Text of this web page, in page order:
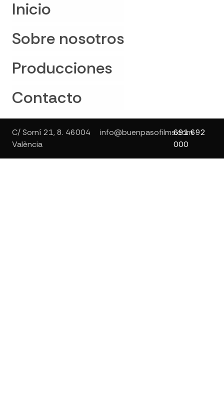
Inicio
Sobre nosotros
Producciones
Contacto
C/ Sorní 21, 8. 46004
València
info@buenpasofilms.com
691 692
000